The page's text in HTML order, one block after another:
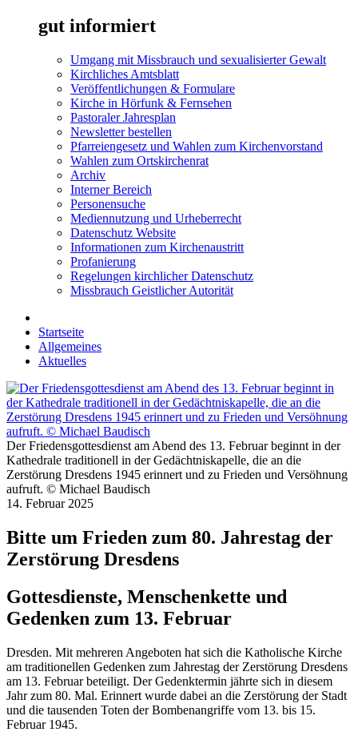
gut informiert
Umgang mit Missbrauch und sexualisierter Gewalt
Kirchliches Amtsblatt
Veröffentlichungen & Formulare
Kirche in Hörfunk & Fernsehen
Pastoraler Jahresplan
Newsletter bestellen
Pfarreiengesetz und Wahlen zum Kirchenvorstand
Wahlen zum Ortskirchenrat
Archiv
Interner Bereich
Personensuche
Mediennutzung und Urheberrecht
Datenschutz Website
Informationen zum Kirchenaustritt
Profanierung
Regelungen kirchlicher Datenschutz
Missbrauch Geistlicher Autorität
Startseite
Allgemeines
Aktuelles
Der Friedensgottesdienst am Abend des 13. Februar beginnt in der
Kathedrale traditionell in der Gedächtniskapelle, die an die
Zerstörung Dresdens 1945 erinnert und zu Frieden und Versöhnung
aufruft. © Michael Baudisch
14. Februar 2025
Bitte um Frieden zum 80. Jahrestag der
Zerstörung Dresdens
Gottesdienste, Menschenkette und
Gedenken zum 13. Februar
Dresden. Mit mehreren Angeboten hat sich die Katholische Kirche
am traditionellen Gedenken zum Jahrestag der Zerstörung Dresdens
am 13. Februar beteiligt. Der Gedenktermin jährte sich in diesem
Jahr zum 80. Mal. Erinnert wurde dabei an die Zerstörung der Stadt
und die tausenden Toten der Bombenangriffe vom 13. bis 15.
Februar 1945.